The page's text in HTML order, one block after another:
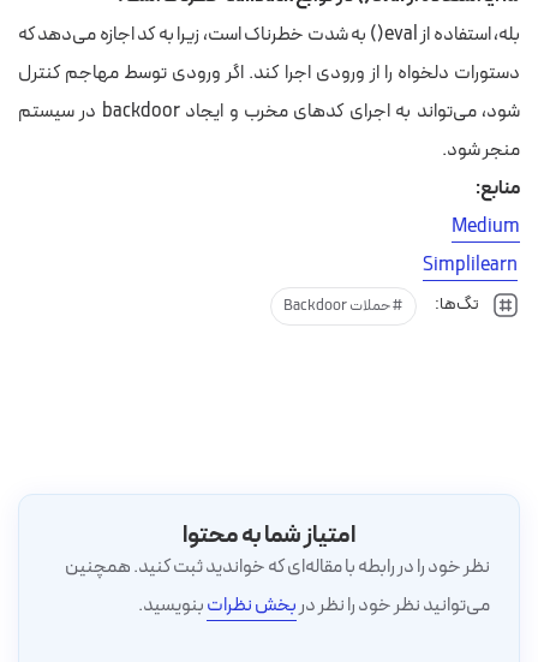
بله، استفاده ازeval()
به شدت خطرناک است، زیرا به کد اجازه می‌دهد که
دستورات دلخواه را از ورودی اجرا کند. اگر ورودی توسط مهاجم کنترل
شود، می‌تواند به اجرای کدهای مخرب و ایجاد backdoor در سیستم
منجر شود.
منابع:
Medium
Simplilearn
تگ‌ها: حملات Backdoor
امتیاز شما به محتوا
نظر خود را در رابطه با مقاله‌ای که خواندید ثبت کنید. همچنین
می‌توانید نظر خود را نظر دربخش نظراتبنویسید.